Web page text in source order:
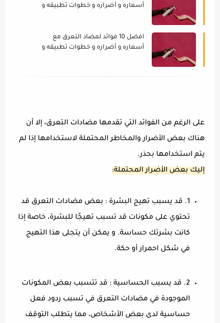
أسعاره و أضراره و خطوات تطبيقه و
افضل 10 فوائد لمضاد التعرق مع
أسعاره و أضراره و خطوات تطبيقه و
على الرغم من الفوائد التي تقدمها مضادات التعرق، إلا أن
هناك بعض الأضرار والمخاطر المحتملة لاستخدامها إذا لم
يتم استخدامها بحذر.
إليك بعض الأضرار المحتملة:
1. قد يسبب تهيج البشرة : بعض مضادات التعرق قد
تحتوي على مكونات قد تسبب تهيجًا للبشرة، خاصة إذا
كانت بشرتك حساسة. و يمكن أن يتجلى هذا التهيج
في شكل احمرار أو حكة.
2. قد يسبب الحساسية : قد تتسبب بعض المكونات
الموجودة في مضادات التعرق في تسبب ردود فعل
حساسية لدى بعض الأشخاص، مما يتطلب التوقف